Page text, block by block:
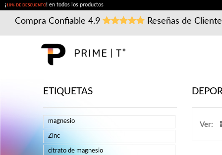
¡10% DE DESCUENTO!en todos los productos
Compra Confiable 4.9 Reseñas de
Ver:
ETIQUETAS
magnesio
Zinc
citrato de magnesio